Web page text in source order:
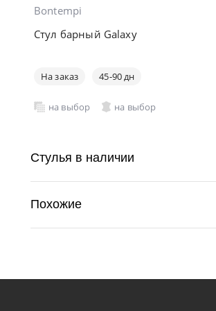
Bontempi
Стул барный Galaxy
На заказ 45-90 дн
на выбор на выбор
Стулья в наличии
Похожие